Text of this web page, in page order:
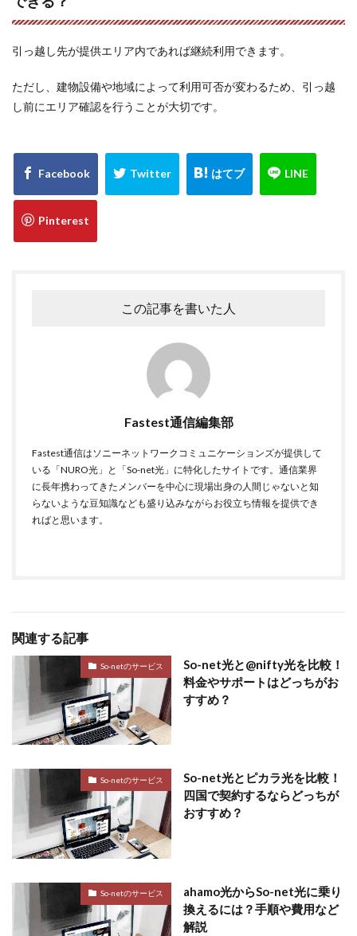
引っ越し先が提供エリア内であれば継続利用できます。
ただし、建物設備や地域によって利用可否が変わるため、引っ越
し前にエリア確認を行うことが大切です。
この記事を書いた人
Fastest通信編集部
Fastest通信はソニーネットワークコミュニケーションズが提供して
いる「NURO光」と「So-net光」に特化したサイトです。通信業界
に長年携わってきたメンバーを中心に現場出身の人間じゃないと知
らないような豆知識なども盛り込みながらお役立ち情報を提供でき
ればと思います。
関連する記事
So-netのサービス
So-net光と@nifty光を比較！
料金やサポートはどっちがお
すすめ？
So-netのサービス
So-net光とピカラ光を比較！
四国で契約するならどっちが
おすすめ？
So-netのサービス
ahamo光からSo-net光に乗り
換えるには？手順や費用など
解説